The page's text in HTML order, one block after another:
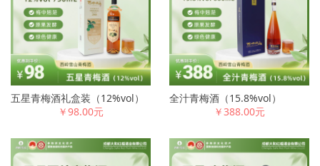
五星青梅酒礼盒装（12%vol）
￥98.00元
全汁青梅酒（15.8%vol）
￥388.00元